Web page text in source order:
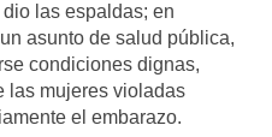
las espaldas; en
asunto de salud pública,
condiciones dignas,
las mujeres violadas
el embarazo.